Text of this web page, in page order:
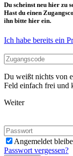
Du scheinst neu hier zu
Hast du einen
ihn bitte hier ein.
Ich habe bereits ein
Du weißt nichts von
Feld einfach frei und
Weiter
Angemeldet
Passwort vergessen?